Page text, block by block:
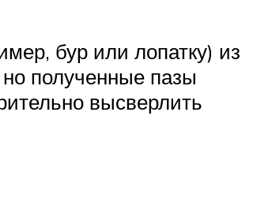
бур или лопатку) из
полученные пазы
высверлить